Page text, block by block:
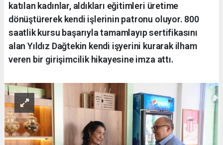
katılan kadınlar, aldıkları eğitimleri üretime
dönüştürerek kendi işlerinin patronu oluyor. 800
saatlik kursu başarıyla tamamlayıp sertifikasını
alan Yıldız Dağtekin kendi işyerini kurarak ilham
veren bir girişimcilik hikayesine imza attı.